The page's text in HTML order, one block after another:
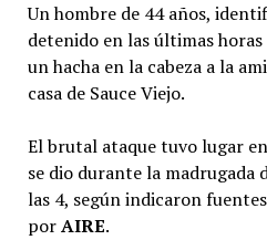
Un hombre de 44 años,
detenido en las últimas
un hacha en la cabeza a la
casa de Sauce Viejo.
El brutal ataque tuvo lugar
se dio durante la madrugada
las 4, según indicaron
porAIRE.